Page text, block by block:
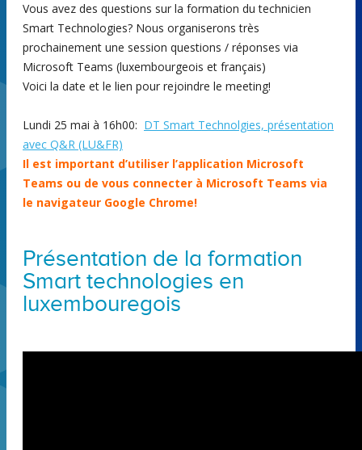
Vous avez des questions sur la formation du technicien
Smart Technologies? Nous organiserons très
prochainement une session questions / réponses via
Microsoft Teams (luxembourgeois et français)
Voici la date et le lien pour rejoindre le meeting!
Lundi 25 mai à 16h00: DT Smart Technolgies, présentation
avec Q&R (LU&FR)
Il est important d’utiliser l’application Microsoft
Teams ou de vous connecter à Microsoft Teams via
le navigateur Google Chrome!
Présentation de la formation
Smart technologies en
luxembouregois